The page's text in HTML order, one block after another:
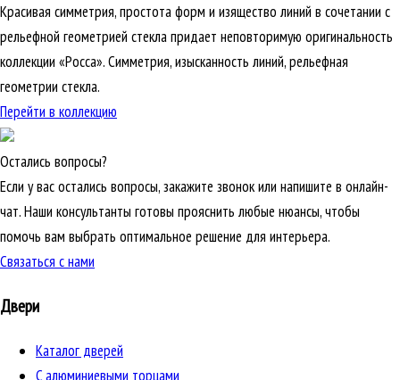
Красивая симметрия, простота форм и изящество линий в сочетании с
рельефной геометрией стекла придает неповторимую оригинальность
коллекции «Росса». Симметрия, изысканность линий, рельефная
геометрии стекла.
Перейти в коллекцию
Остались вопросы?
Если у вас остались вопросы, закажите звонок или напишите в онлайн-
чат. Наши консультанты готовы прояснить любые нюансы, чтобы
помочь вам выбрать оптимальное решение для интерьера.
Связаться с нами
Двери
Каталог дверей
C алюминиевыми торцами